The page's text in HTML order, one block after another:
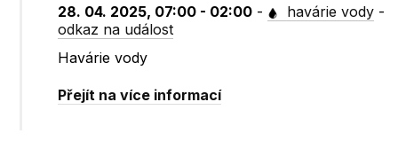
28. 04. 2025, 07:00 - 02:00 - havárie vody -
odkaz na událost
Havárie vody
Přejít na více informací